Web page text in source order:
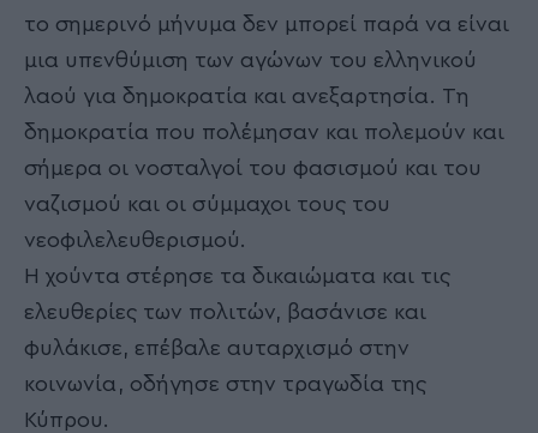
το σημερινό μήνυμα δεν μπορεί παρά να είναι
μια υπενθύμιση των αγώνων του ελληνικού
λαού για δημοκρατία και ανεξαρτησία. Τη
δημοκρατία που πολέμησαν και πολεμούν και
σήμερα οι νοσταλγοί του φασισμού και του
ναζισμού και οι σύμμαχοι τους του
νεοφιλελευθερισμού.
Η χούντα στέρησε τα δικαιώματα και τις
ελευθερίες των πολιτών, βασάνισε και
φυλάκισε, επέβαλε αυταρχισμό στην
κοινωνία, οδήγησε στην τραγωδία της
Κύπρου.